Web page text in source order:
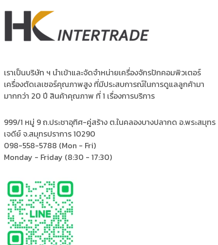
เราเป็นบริษัท ฯ นำเข้าและจัดจำหน่ายเครื่องจักรปักคอมพิวเตอร์
เครื่องตัดเลเซอร์คุณภาพสูง ที่มีประสบการณ์ในการดูแลลูกค้ามา
มากกว่า 20 ปี สินค้าคุณภาพ ที่ 1 เรื่องการบริการ
999/1 หมู่ 9 ถ.ประชาอุทิศ-คู่สร้าง ต.ในคลองบางปลากด อ.พระสมุทร
เจดีย์ จ.สมุทรปราการ 10290
098-558-5788 (Mon - Fri)
Monday - Friday (8:30 - 17:30)